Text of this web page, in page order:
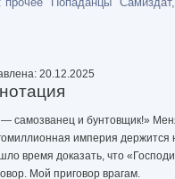
20.12.2025
самозванец и бунтовщик!»
империя держится
время доказать, что
Мой приговор врагам.